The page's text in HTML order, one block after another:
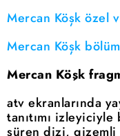
Mercan Köşk özel
Mercan Köşk
Mercan Köşk
atv ekranlarında
tanıtımı
süren dizi, gizemli